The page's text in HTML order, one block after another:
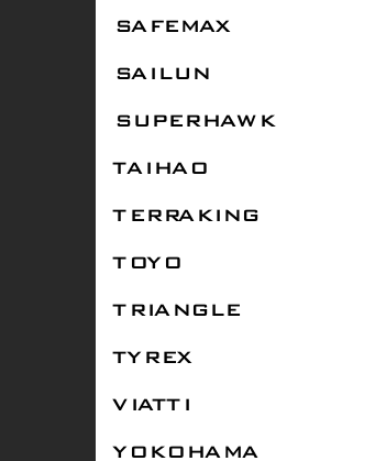
SAFEMAX
SAILUN
SUPERHAWK
TAIHAO
TERRAKING
TOYO
TRIANGLE
TYREX
VIATTI
YOKOHAMA